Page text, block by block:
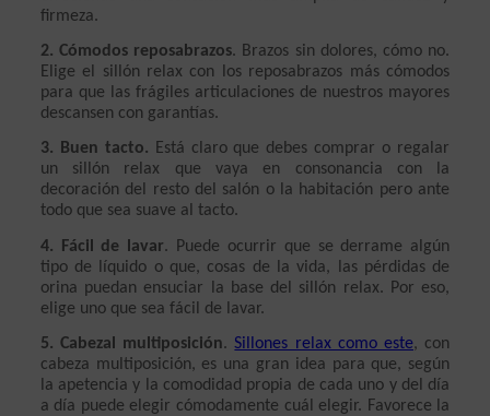
firmeza.
2. Cómodos reposabrazos. Brazos sin dolores, cómo no.
Elige el sillón relax con los reposabrazos más cómodos
para que las frágiles articulaciones de nuestros mayores
descansen con garantías.
3. Buen tacto. Está claro que debes comprar o regalar
un sillón relax que vaya en consonancia con la
decoración del resto del salón o la habitación pero ante
todo que sea suave al tacto.
4. Fácil de lavar. Puede ocurrir que se derrame algún
tipo de líquido o que, cosas de la vida, las pérdidas de
orina puedan ensuciar la base del sillón relax. Por eso,
elige uno que sea fácil de lavar.
5. Cabezal multiposición. Sillones relax como este, con
cabeza multiposición, es una gran idea para que, según
la apetencia y la comodidad propia de cada uno y del día
a día puede elegir cómodamente cuál elegir. Favorece la